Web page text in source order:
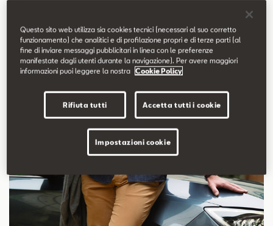
Prenotazione Tagliando
Acquistare una vettura SEAT significa scegliere il massimo dello
stile, dell’affidabilità e...
Questo sito web utilizza sia cookies tecnici (necessari al suo corretto
funzionamento) che analitici e di profilazione propri e di terze parti (al
fine di inviare messaggi pubblicitari in linea con le preferenze
manifestate dagli utenti durante la navigazione). Per avere maggiori
informazioni puoi leggere la nostra
Cookie Policy
Rifiuta tutti Accetta tutti i cookie
Impostazioni cookie